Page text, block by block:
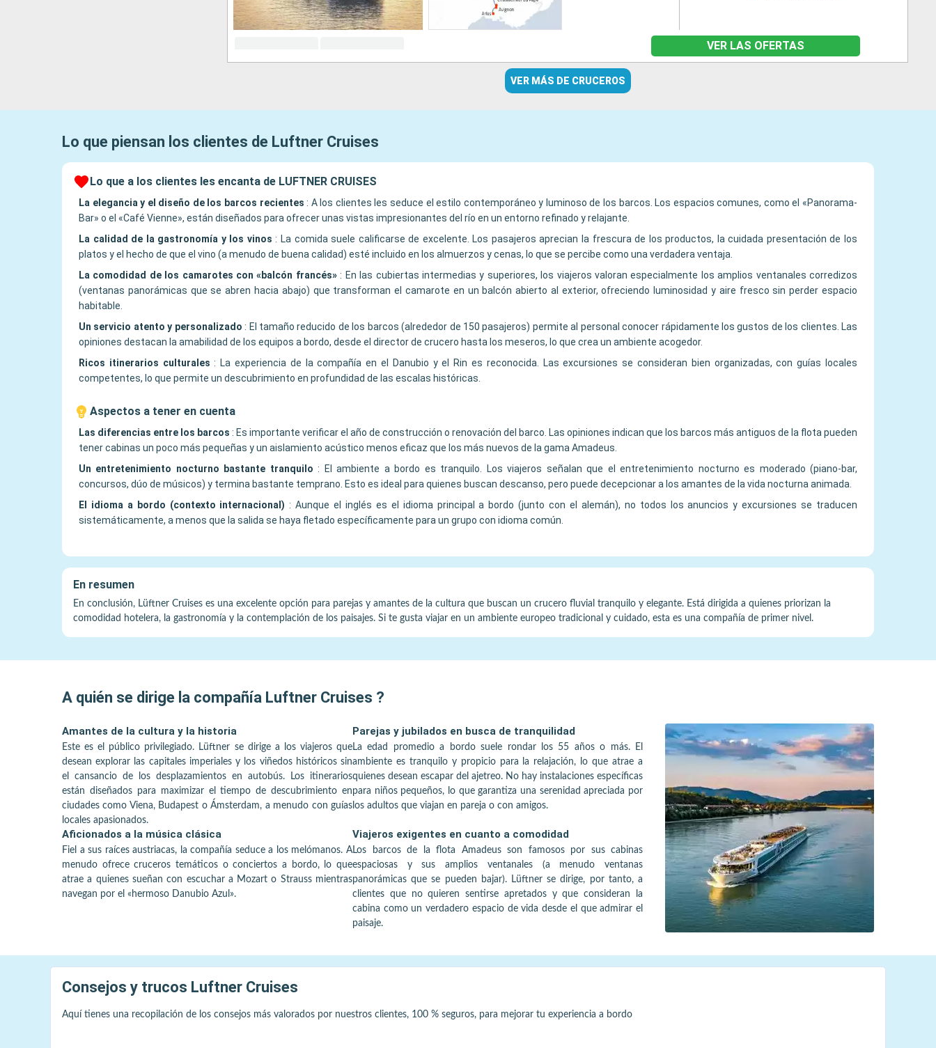
VER LAS OFERTAS
VER MÁS DE CRUCEROS
Lo que piensan los clientes de Luftner Cruises
Lo que a los clientes les encanta de LUFTNER CRUISES
La elegancia y el diseño de los barcos recientes : A los clientes les seduce el estilo contemporáneo y luminoso de los barcos. Los espacios comunes, como el «Panorama-
Bar» o el «Café Vienne», están diseñados para ofrecer unas vistas impresionantes del río en un entorno refinado y relajante.
La calidad de la gastronomía y los vinos : La comida suele calificarse de excelente. Los pasajeros aprecian la frescura de los productos, la cuidada presentación de los
platos y el hecho de que el vino (a menudo de buena calidad) esté incluido en los almuerzos y cenas, lo que se percibe como una verdadera ventaja.
La comodidad de los camarotes con «balcón francés» : En las cubiertas intermedias y superiores, los viajeros valoran especialmente los amplios ventanales corredizos
(ventanas panorámicas que se abren hacia abajo) que transforman el camarote en un balcón abierto al exterior, ofreciendo luminosidad y aire fresco sin perder espacio
habitable.
Un servicio atento y personalizado : El tamaño reducido de los barcos (alrededor de 150 pasajeros) permite al personal conocer rápidamente los gustos de los clientes. Las
opiniones destacan la amabilidad de los equipos a bordo, desde el director de crucero hasta los meseros, lo que crea un ambiente acogedor.
Ricos itinerarios culturales : La experiencia de la compañía en el Danubio y el Rin es reconocida. Las excursiones se consideran bien organizadas, con guías locales
competentes, lo que permite un descubrimiento en profundidad de las escalas históricas.
Aspectos a tener en cuenta
Las diferencias entre los barcos : Es importante verificar el año de construcción o renovación del barco. Las opiniones indican que los barcos más antiguos de la flota pueden
tener cabinas un poco más pequeñas y un aislamiento acústico menos eficaz que los más nuevos de la gama Amadeus.
Un entretenimiento nocturno bastante tranquilo :
El ambiente a bordo es tranquilo. Los viajeros señalan que el entretenimiento nocturno es moderado (piano-bar,
concursos, dúo de músicos) y termina bastante temprano. Esto es ideal para quienes buscan descanso, pero puede decepcionar a los amantes de la vida nocturna animada.
El idioma a bordo (contexto internacional) :Aunque el inglés es el idioma principal a bordo (junto con el alemán), no todos los anuncios y excursiones se traducen
sistemáticamente, a menos que la salida se haya fletado específicamente para un grupo con idioma común.
En resumen
En conclusión, Lüftner Cruises es una excelente opción para parejas y amantes de la cultura que buscan un crucero fluvial tranquilo y elegante. Está dirigida a quienes priorizan la
comodidad hotelera, la gastronomía y la contemplación de los paisajes. Si te gusta viajar en un ambiente europeo tradicional y cuidado, esta es una compañía de primer nivel.
A quién se dirige la compañía Luftner Cruises ?
Amantes de la cultura y la historia
Este es el público privilegiado. Lüftner se dirige a los viajeros que
desean explorar las capitales imperiales y los viñedos históricos sin
el cansancio de los desplazamientos en autobús. Los itinerarios
están diseñados para maximizar el tiempo de descubrimiento en
ciudades como Viena, Budapest o Ámsterdam, a menudo con guías
locales apasionados.
Parejas y jubilados en busca de tranquilidad
La edad promedio a bordo suele rondar los 55 años o más. El
ambiente es tranquilo y propicio para la relajación, lo que atrae a
quienes desean escapar del ajetreo. No hay instalaciones específicas
para niños pequeños, lo que garantiza una serenidad apreciada por
los adultos que viajan en pareja o con amigos.
Aficionados a la música clásica
Fiel a sus raíces austriacas, la compañía seduce a los melómanos. A
menudo ofrece cruceros temáticos o conciertos a bordo, lo que
atrae a quienes sueñan con escuchar a Mozart o Strauss mientras
navegan por el «hermoso Danubio Azul».
Viajeros exigentes en cuanto a comodidad
Los barcos de la flota Amadeus son famosos por sus cabinas
espaciosas y sus amplios ventanales (a menudo ventanas
panorámicas que se pueden bajar). Lüftner se dirige, por tanto, a
clientes que no quieren sentirse apretados y que consideran la
cabina como un verdadero espacio de vida desde el que admirar el
paisaje.
Consejos y trucos Luftner Cruises
Aquí tienes una recopilación de los consejos más valorados por nuestros clientes, 100 % seguros, para mejorar tu experiencia a bordo